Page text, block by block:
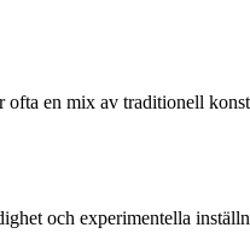
en mix av traditionell
och experimentella